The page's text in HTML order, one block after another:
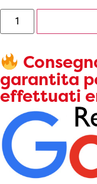
garantita
effettuati